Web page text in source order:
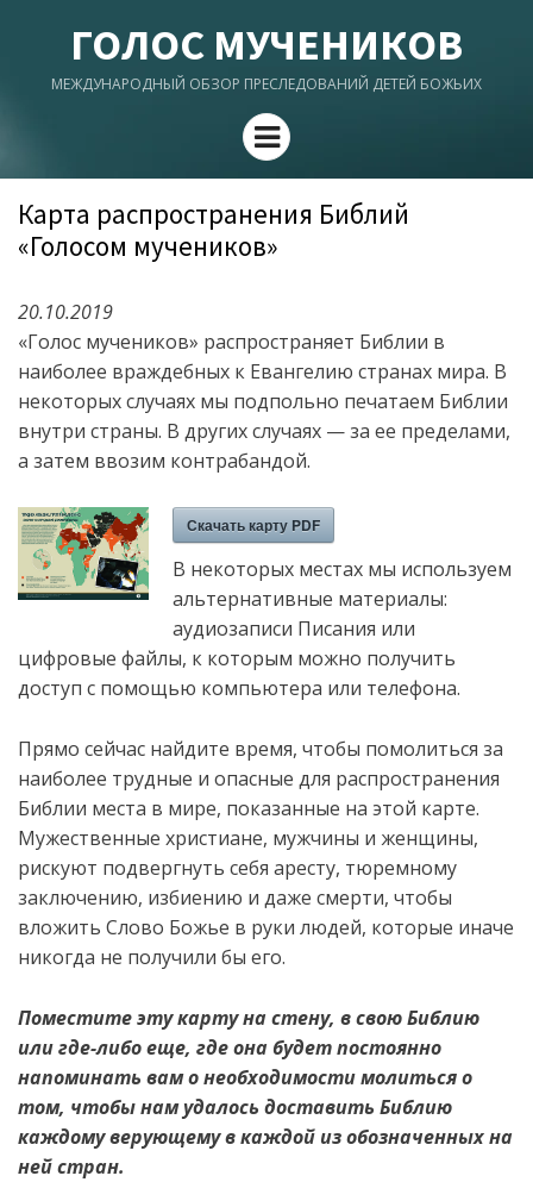
ГОЛОС МУЧЕНИКОВ
МЕЖДУНАРОДНЫЙ ОБЗОР ПРЕСЛЕДОВАНИЙ ДЕТЕЙ БОЖЬИХ
Menu
Карта распространения Библий
«Голосом мучеников»
20.10.2019
«Голос мучеников» распространяет Библии в
наиболее враждебных к Евангелию странах мира. В
некоторых случаях мы подпольно печатаем Библии
внутри страны. В других случаях — за ее пределами,
а затем ввозим контрабандой.
Скачать карту PDF
В некоторых местах мы используем
альтернативные материалы:
аудиозаписи Писания или
цифровые файлы, к которым можно получить
доступ с помощью компьютера или телефона.
Прямо сейчас найдите время, чтобы помолиться за
наиболее трудные и опасные для распространения
Библии места в мире, показанные на этой карте.
Мужественные христиане, мужчины и женщины,
рискуют подвергнуть себя аресту, тюремному
заключению, избиению и даже смерти, чтобы
вложить Слово Божье в руки людей, которые иначе
никогда не получили бы его.
Поместите эту карту на стену, в свою Библию
или где-либо еще, где она будет постоянно
напоминать вам о необходимости молиться о
том, чтобы нам удалось доставить Библию
каждому верующему в каждой из обозначенных на
ней стран.